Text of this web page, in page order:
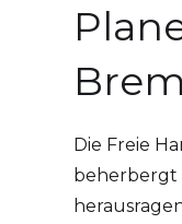
Die Freie
beherbergt